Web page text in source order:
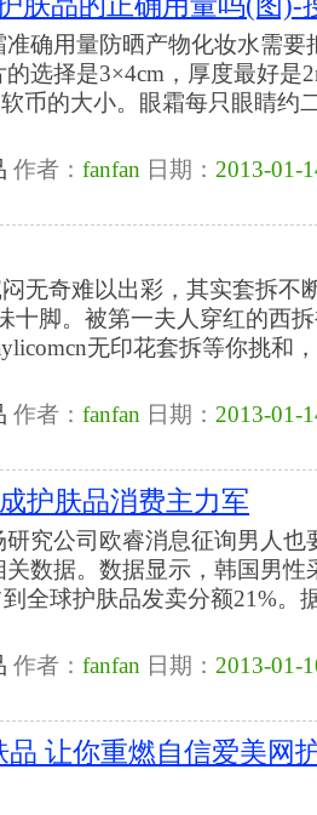
确用量防晒产物化妆水需要
选择是3×4cm，厚度最好是
币的大小。眼霜每只眼睛约
作者： fanfan 日期： 2013-01-
无奇难以出彩，其实套拆不
十脚。被第一夫人穿红的西
无印花套拆等你挑和
作者： fanfan 日期： 2013-01-
护肤品消费主力军
究公司欧睿消息征询男人也
数据。数据显示，韩国男性
全球护肤品发卖分额21%。
作者： fanfan 日期： 2013-01-
品 让你重燃自信爱美网